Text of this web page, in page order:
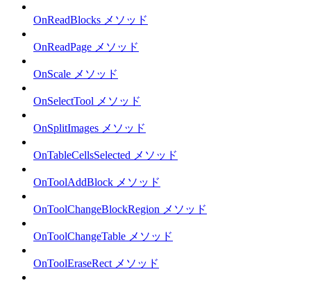
OnReadBlocks メソッド
OnReadPage メソッド
OnScale メソッド
OnSelectTool メソッド
OnSplitImages メソッド
OnTableCellsSelected メソッド
OnToolAddBlock メソッド
OnToolChangeBlockRegion メソッド
OnToolChangeTable メソッド
OnToolEraseRect メソッド